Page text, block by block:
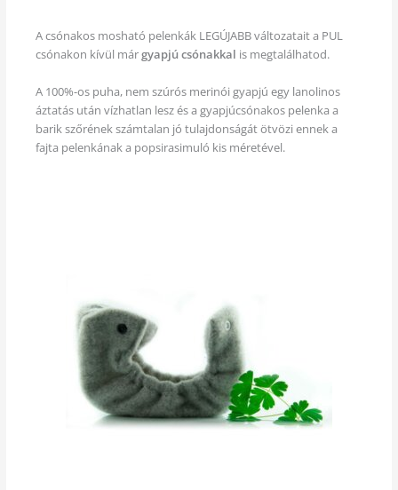
A csónakos mosható pelenkák LEGÚJABB változatait a PUL
csónakon kívül márgyapjú csónakkal is megtalálhatod.
A 100%-os puha, nem szúrós merinói gyapjú egy lanolinos
áztatás után vízhatlan lesz és a gyapjúcsónakos pelenka a
barik szőrének számtalan jó tulajdonságát ötvözi ennek a
fajta pelenkának a popsirasimuló kis méretével.